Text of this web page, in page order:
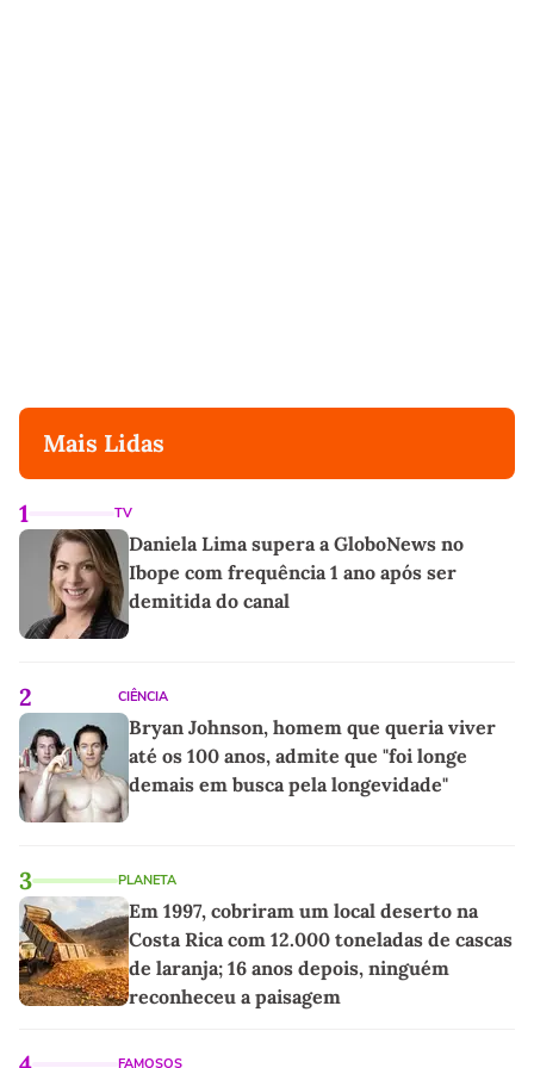
Mais Lidas
1 TV
Daniela Lima supera a GloboNews no
Ibope com frequência 1 ano após ser
demitida do canal
2 CIÊNCIA
Bryan Johnson, homem que queria viver
até os 100 anos, admite que "foi longe
demais em busca pela longevidade"
3 PLANETA
Em 1997, cobriram um local deserto na
Costa Rica com 12.000 toneladas de cascas
de laranja; 16 anos depois, ninguém
reconheceu a paisagem
FAMOSOS